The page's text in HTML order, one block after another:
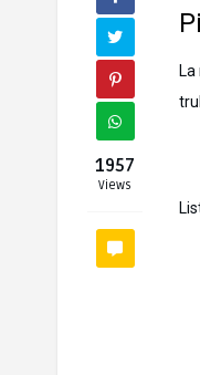
1957
Views